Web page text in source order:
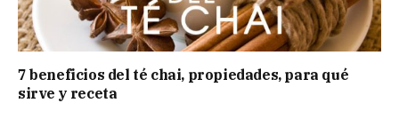
7 beneficios del té chai, propiedades, para qué
sirve y receta